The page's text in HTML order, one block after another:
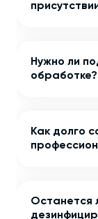
Нужно ли
обработке?
Как долго
Останется